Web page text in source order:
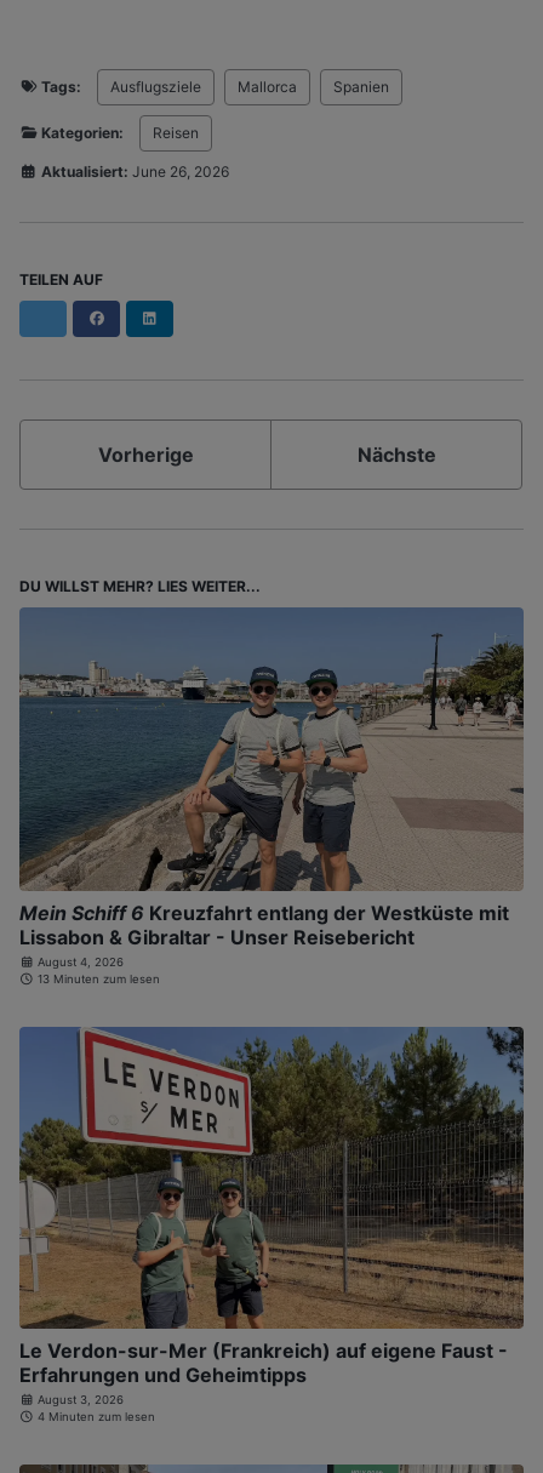
Tags: Ausflugsziele Mallorca Spanien
Kategorien: Reisen
Aktualisiert: June 26, 2026
TEILEN AUF
Facebook
Vorherige Nächste
DU WILLST MEHR? LIES WEITER...
Mein Schiff 6 Kreuzfahrt entlang der Westküste mit
Lissabon & Gibraltar - Unser Reisebericht
August 4, 2026
13 Minuten zum lesen
Le Verdon-sur-Mer (Frankreich) auf eigene Faust -
Erfahrungen und Geheimtipps
August 3, 2026
4 Minuten zum lesen